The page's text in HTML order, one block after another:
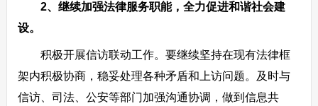
2、继续加强法律服务职能，全力促进和谐社会建
设。
积极开展信访联动工作。要继续坚持在现有法律框
架内积极协商，稳妥处理各种矛盾和上访问题。及时与
信访、司法、公安等部门加强沟通协调，做到信息共